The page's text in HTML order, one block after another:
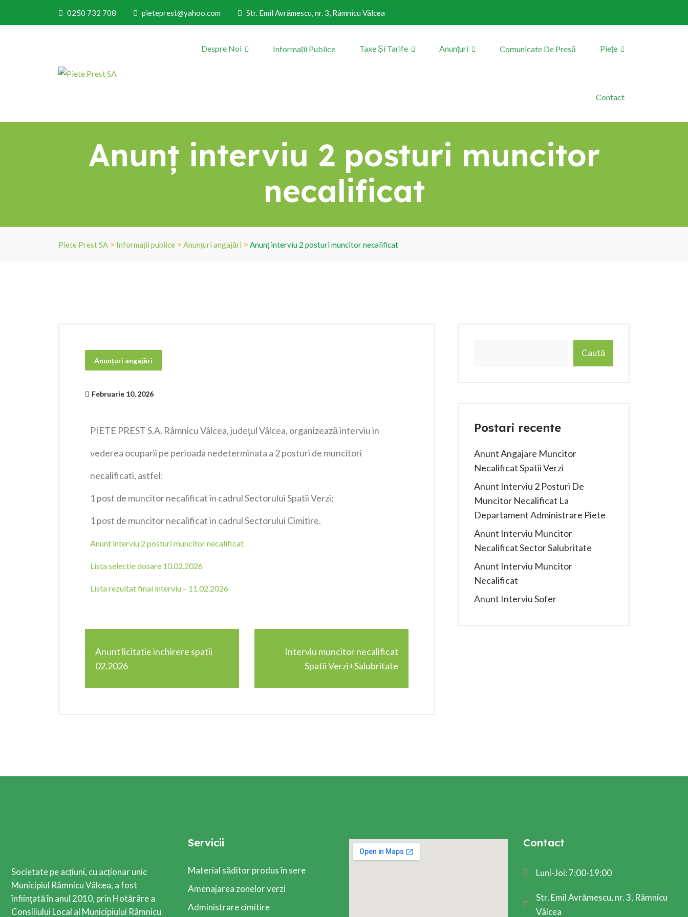
0250 732 708 pieteprest@yahoo.com Str. Emil Avrămescu, nr. 3, Râmnicu Vâlcea
Despre Noi Informații Publice Taxe Și Tarife Anunțuri Comunicate De Presă Piețe
Contact
Anunț interviu 2 posturi muncitor
necalificat
Piete Prest SA > Informații publice > Anunțuri angajări > Anunț interviu 2 posturi muncitor necalificat
Anunțuri angajări
Februarie 10, 2026
PIETE PREST S.A. Râmnicu Vâlcea, judeţul Vâlcea, organizează interviu in
vederea ocuparii pe perioada nedeterminata a 2 posturi de muncitori
necalificati, astfel:
1 post de muncitor necalificat in cadrul Sectorului Spatii Verzi;
1 post de muncitor necalificat in cadrul Sectorului Cimitire.
Anunt interviu 2 posturi muncitor necalificat
Lista selectie dosare 10.02.2026
Lista rezultat final interviu – 11.02.2026
Anunt licitatie inchirere spatii
02.2026
Interviu muncitor necalificat
Spatii Verzi+Salubritate
Caută
Postari recente
Anunt Angajare Muncitor
Necalificat Spatii Verzi
Anunt Interviu 2 Posturi De
Muncitor Necalificat La
Departament Administrare Piete
Anunt Interviu Muncitor
Necalificat Sector Salubritate
Anunt Interviu Muncitor
Necalificat
Anunt Interviu Sofer
Societate pe acțiuni, cu acționar unic
Municipiul Râmnicu Vâlcea, a fost
înfiinţată în anul 2010, prin Hotărâre a
Consiliului Local al Municipiului Râmnicu
Servicii
Material săditor produs în sere
Amenajarea zonelor verzi
Administrare cimitire
Contact
Luni-Joi: 7:00-19:00
Str. Emil Avrămescu, nr. 3, Râmnicu
Vâlcea